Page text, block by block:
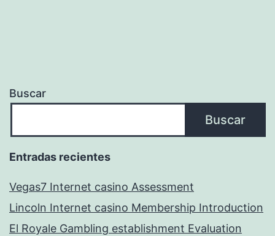
Buscar
Buscar
Entradas recientes
Vegas7 Internet casino Assessment
Lincoln Internet casino Membership Introduction
El Royale Gambling establishment Evaluation